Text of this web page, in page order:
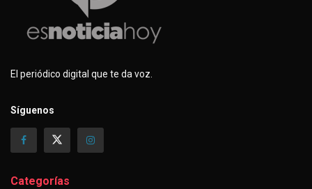
El periódico digital que te da voz.
Síguenos
Categorías